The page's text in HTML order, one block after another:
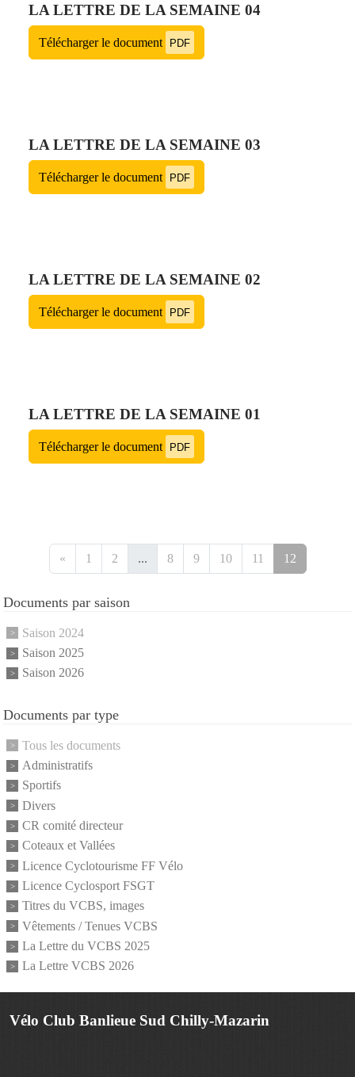
LA LETTRE DE LA SEMAINE 04
Télécharger le document PDF
LA LETTRE DE LA SEMAINE 03
Télécharger le document PDF
LA LETTRE DE LA SEMAINE 02
Télécharger le document PDF
LA LETTRE DE LA SEMAINE 01
Télécharger le document PDF
« 1 2 ... 8 9 10 11 12
Documents par saison
Saison 2024
Saison 2025
Saison 2026
Documents par type
Tous les documents
Administratifs
Sportifs
Divers
CR comité directeur
Coteaux et Vallées
Licence Cyclotourisme FF Vélo
Licence Cyclosport FSGT
Titres du VCBS, images
Vêtements / Tenues VCBS
La Lettre du VCBS 2025
La Lettre VCBS 2026
Vélo Club Banlieue Sud Chilly-Mazarin